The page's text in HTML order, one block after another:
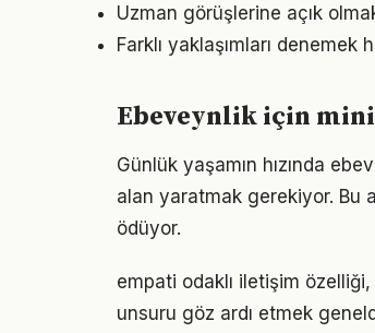
Uzman görüşlerine açık
Farklı yaklaşımları
Ebeveynlik için
Günlük yaşamın hızında
alan yaratmak gerekiyor. Bu
ödüyor.
empati odaklı iletişim
unsuru göz ardı etmek